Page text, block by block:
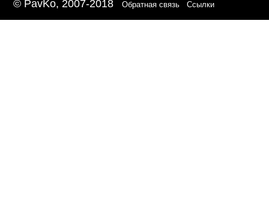
© PavKo, 2007-2018 Обратная связь Ссылки